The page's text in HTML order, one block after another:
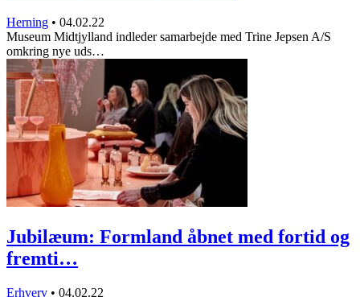
Herning • 04.02.22
Museum Midtjylland indleder samarbejde med Trine Jepsen A/S
omkring nye uds…
Jubilæum: Formland åbnet med fortid og
fremti…
Erhverv • 04.02.22